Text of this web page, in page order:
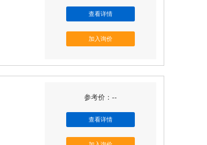
查看详情
加入询价
参考价：--
查看详情